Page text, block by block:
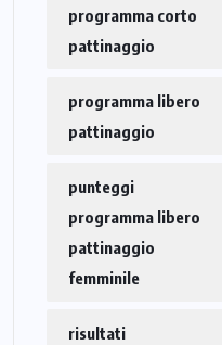
programma corto
pattinaggio
programma libero
pattinaggio
punteggi
programma libero
pattinaggio
femminile
risultati